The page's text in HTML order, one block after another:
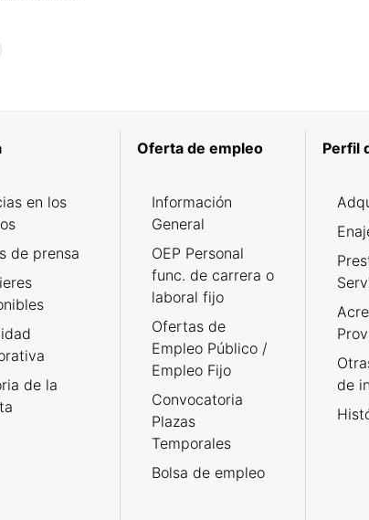
en los
de prensa
de la
Oferta de empleo
Información
General
OEP Personal
func. de carrera o
laboral fijo
Ofertas de
Empleo Público /
Empleo Fijo
Convocatoria
Plazas
Temporales
Bolsa de empleo
Perfil
de